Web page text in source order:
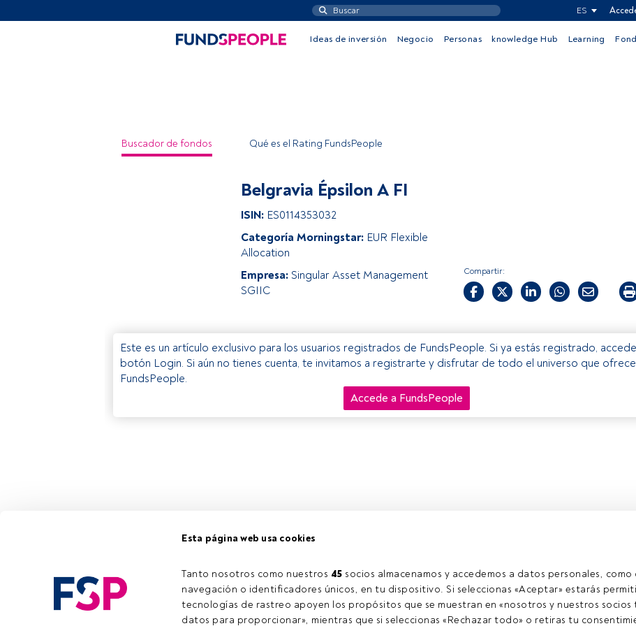
Esta página web usa cookies
Tanto nosotros como nuestros 45 socios almacenamos y accedemos a datos personales,
navegación o identificadores únicos, en tu dispositivo. Si seleccionas «Aceptar» estarás
tecnologías de rastreo apoyen los propósitos que se muestran en «nosotros y nuestros socios
datos para proporcionar», mientras que si seleccionas «Rechazar todo» o retiras tu
ES
Ideas de inversión Negocio Personas knowledge Hub Learning
Buscador de fondos Qué es el Rating FundsPeople
Belgravia Épsilon A FI
ISIN: ES0114353032
Categoría Morningstar: EUR Flexible
Allocation
Empresa: Singular Asset Management
SGIIC
Compartir:
Este es un artículo exclusivo para los usuarios registrados de FundsPeople. Si ya estás registrado,
botón Login. Si aún no tienes cuenta, te invitamos a registrarte y disfrutar de todo el universo que ofrece
FundsPeople.
Accede a FundsPeople